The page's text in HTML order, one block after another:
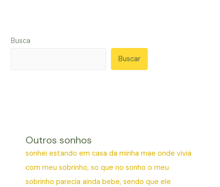
Busca
Buscar
Outros sonhos
sonhei estando em casa da minha mae onde vivia
com meu sobrinho, so que no sonho o meu
sobrinho parecia ainda bebe, sendo que ele